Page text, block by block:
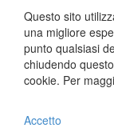
Questo sito
una migliore
punto qualsiasi
chiudendo
cookie. Per
Accetto